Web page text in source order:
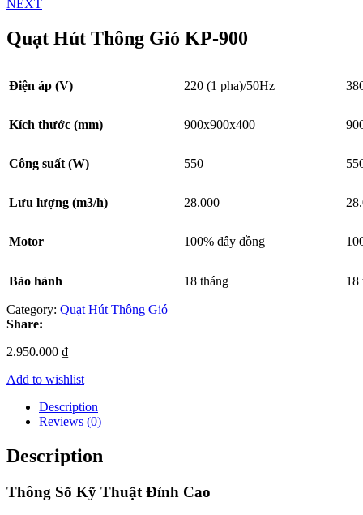
hướng
bài
NEXT
Quạt Hút Thông Gió KP-900
Điện áp (V) 220 (1 pha)/50Hz
Kích thước (mm) 900x900x400
Công suất (W) 550
Lưu lượng (m3/h) 28.000
Motor 100% dây đồng
Bảo hành 18 tháng 18
Category: Quạt Hút Thông Gió
Share:
2.950.000 ₫
Add to wishlist
Description
Reviews (0)
Description
Thông Số Kỹ Thuật Đỉnh Cao